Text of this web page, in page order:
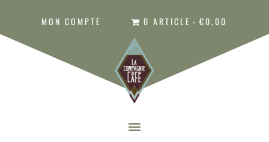
MON COMPTE 0 ARTICLE €0,00